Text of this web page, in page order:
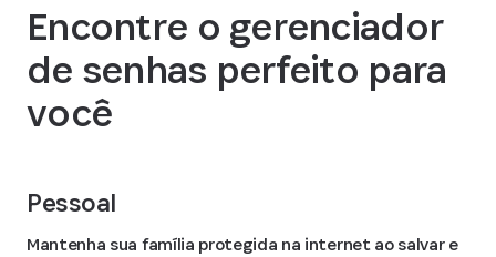
Encontre o gerenciador
de senhas perfeito para
você
Pessoal
Mantenha sua família protegida na internet ao salvar e